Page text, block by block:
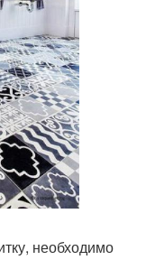
необходимо